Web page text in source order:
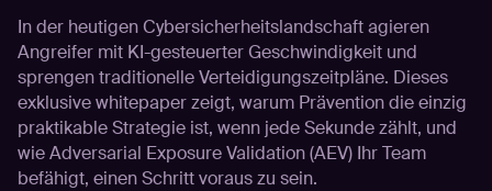
In der heutigen Cybersicherheitslandschaft agieren
Angreifer mit KI-gesteuerter Geschwindigkeit und
sprengen traditionelle Verteidigungszeitpläne. Dieses
exklusive whitepaper zeigt, warum Prävention die einzig
praktikable Strategie ist, wenn jede Sekunde zählt, und
wie Adversarial Exposure Validation (AEV) Ihr Team
befähigt, einen Schritt voraus zu sein.